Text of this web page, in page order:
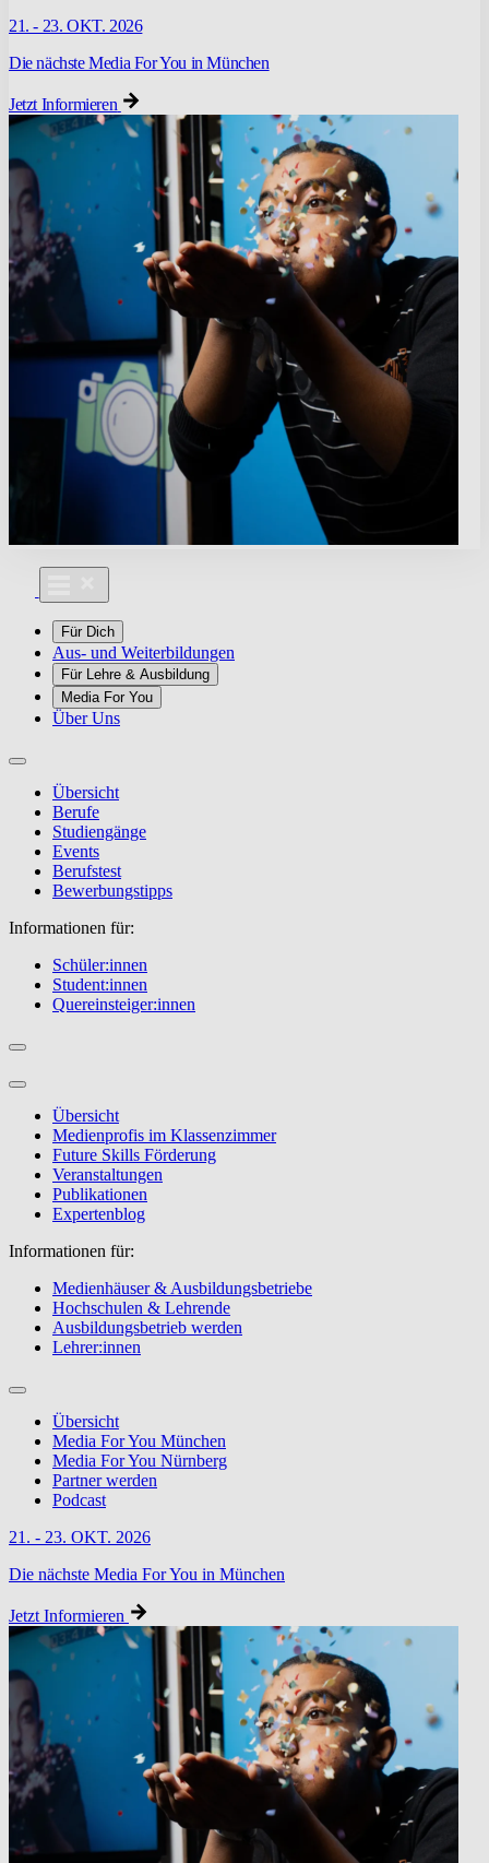
21. - 23. OKT. 2026
Die nächste Media For You in München
Jetzt Informieren
Für Dich
Aus- und Weiterbildungen
Für Lehre & Ausbildung
Media For You
Über Uns
Übersicht
Berufe
Studiengänge
Events
Berufstest
Bewerbungstipps
Informationen für:
Schüler:innen
Student:innen
Quereinsteiger:innen
Übersicht
Medienprofis im Klassenzimmer
Future Skills Förderung
Veranstaltungen
Publikationen
Expertenblog
Informationen für:
Medienhäuser & Ausbildungsbetriebe
Hochschulen & Lehrende
Ausbildungsbetrieb werden
Lehrer:innen
Übersicht
Media For You München
Media For You Nürnberg
Partner werden
Podcast
21. - 23. OKT. 2026
Die nächste Media For You in München
Jetzt Informieren